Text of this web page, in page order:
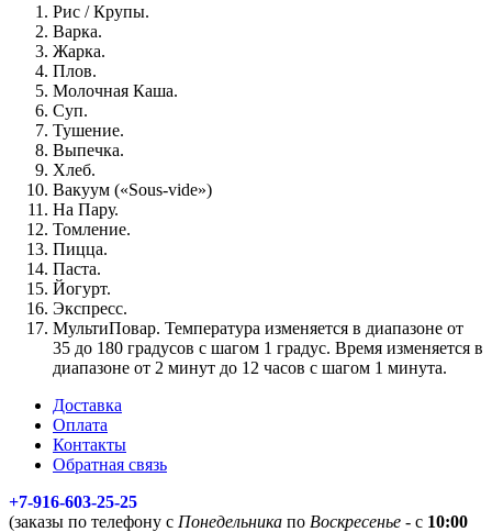
Рис / Крупы.
Варка.
Жарка.
Плов.
Молочная Каша.
Суп.
Тушение.
Выпечка.
Хлеб.
Вакуум («Sous-vide»)
На Пару.
Томление.
Пицца.
Паста.
Йогурт.
Экспресс.
МультиПовар. Температура изменяется в диапазоне от
35 до 180 градусов с шагом 1 градус. Время изменяется в
диапазоне от 2 минут до 12 часов с шагом 1 минута.
Доставка
Оплата
Контакты
Обратная связь
+7-916-603-25-25
(заказы по телефону с Понедельника по Воскресенье - с 10:00